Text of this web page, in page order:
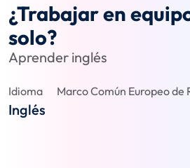
¿Trabajar en
solo?
Aprender inglés
Idioma
Inglés
Marco Común Europeo